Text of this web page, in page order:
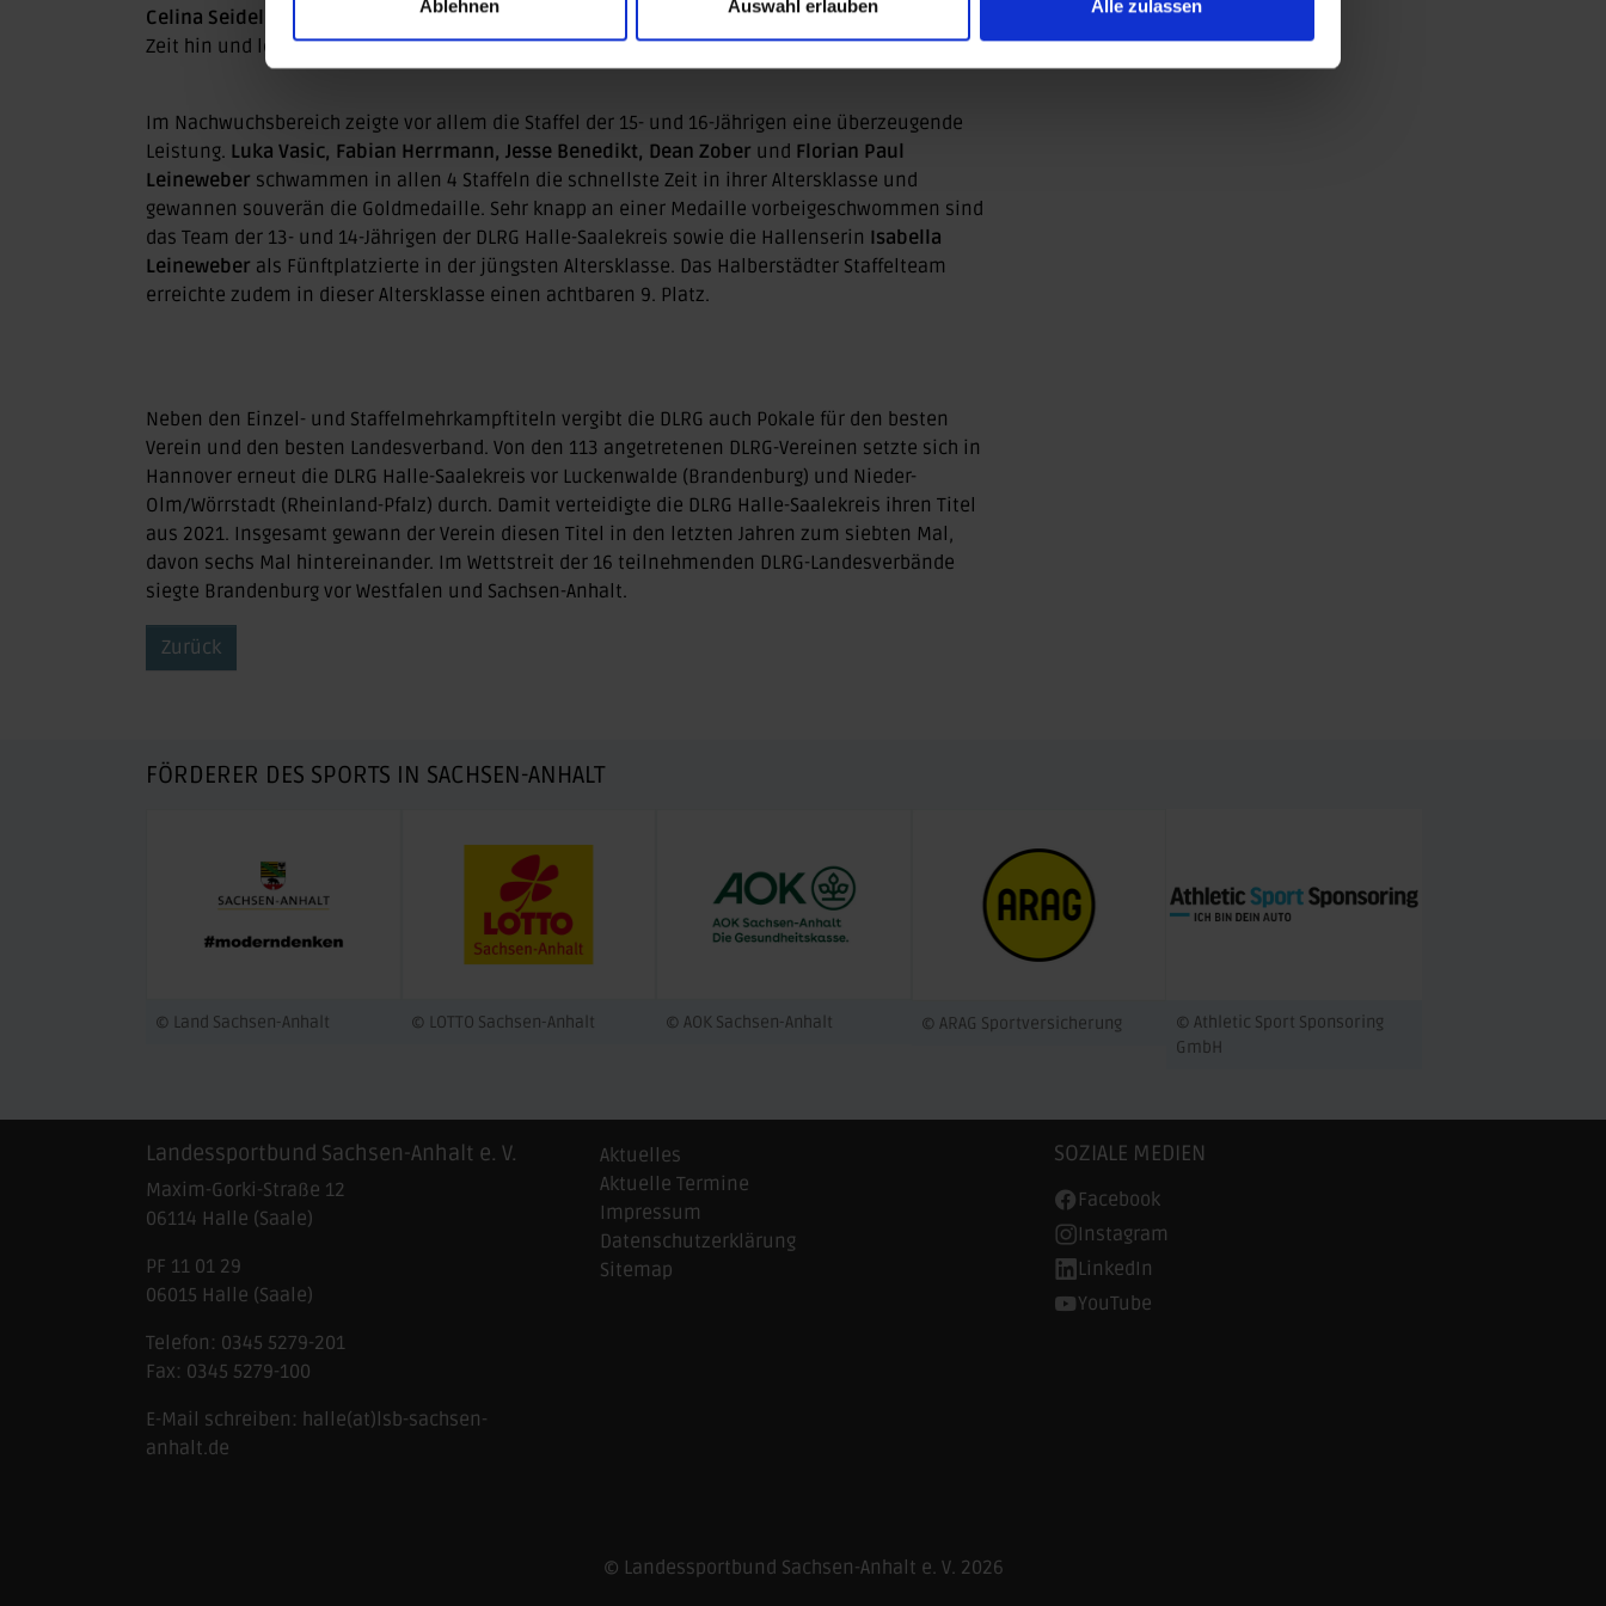
Ablehnen Auswahl erlauben Alle zulassen
Celina Seidel, Diana Burger
undJessica Grote
legte sie in drei der vier Staffeln die schnellste
Zeit hin und legte damit den Grundstein für den Triumph.
Im Nachwuchsbereich zeigte vor allem die Staffel der 15- und 16-Jährigen eine überzeugende
Leistung. Luka Vasic, Fabian Herrmann, Jesse Benedikt, Dean Zober und Florian Paul
Leineweber schwammen in allen 4 Staffeln die schnellste Zeit in ihrer Altersklasse und
gewannen souverän die Goldmedaille. Sehr knapp an einer Medaille vorbeigeschwommen sind
das Team der 13- und 14-Jährigen der DLRG Halle-Saalekreis sowie die Hallenserin Isabella
Leineweber als Fünftplatzierte in der jüngsten Altersklasse. Das Halberstädter Staffelteam
erreichte zudem in dieser Altersklasse einen achtbaren 9. Platz.
Neben den Einzel- und Staffelmehrkampftiteln vergibt die DLRG auch Pokale für den besten
Verein und den besten Landesverband. Von den 113 angetretenen DLRG-Vereinen setzte sich in
Hannover erneut die DLRG Halle-Saalekreis vor Luckenwalde (Brandenburg) und Nieder-
Olm/Wörrstadt (Rheinland-Pfalz) durch. Damit verteidigte die DLRG Halle-Saalekreis ihren Titel
aus 2021. Insgesamt gewann der Verein diesen Titel in den letzten Jahren zum siebten Mal,
davon sechs Mal hintereinander. Im Wettstreit der 16 teilnehmenden DLRG-Landesverbände
siegte Brandenburg vor Westfalen und Sachsen-Anhalt.
Zurück
FÖRDERER DES SPORTS IN SACHSEN-ANHALT
© Land Sachsen-Anhalt © LOTTO Sachsen-Anhalt © AOK Sachsen-Anhalt © ARAG Sportversicherung
© Athletic Sport Sponsoring
GmbH
Landessportbund Sachsen-Anhalt e. V.
Maxim-Gorki-Straße 12
06114 Halle (Saale)
PF 11 01 29
06015 Halle (Saale)
Telefon: 0345 5279-201
Fax: 0345 5279-100
E-Mail schreiben: halle(at)lsb-sachsen-
anhalt.de
Aktuelles
Aktuelle Termine
Impressum
Datenschutzerklärung
Sitemap
SOZIALE MEDIEN
Facebook
Instagram
LinkedIn
YouTube
© Landessportbund Sachsen-Anhalt e. V. 2026